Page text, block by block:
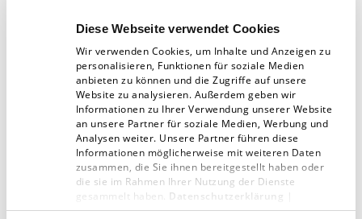
Diese Webseite verwendet Cookies
Wir verwenden Cookies, um Inhalte und Anzeigen zu
personalisieren, Funktionen für soziale Medien
anbieten zu können und die Zugriffe auf unsere
Website zu analysieren. Außerdem geben wir
Informationen zu Ihrer Verwendung unserer Website
an unsere Partner für soziale Medien, Werbung und
Analysen weiter. Unsere Partner führen diese
Informationen möglicherweise mit weiteren Daten
zusammen, die Sie ihnen bereitgestellt haben oder
die sie im Rahmen Ihrer Nutzung der Dienste
gesammelt haben. Datenschutzerklärung
Impressum
zusätzlichen Kosten durch erneute
Zustellversuche führen.
Checkliste für einen
reibungslosen
Speditionsversand